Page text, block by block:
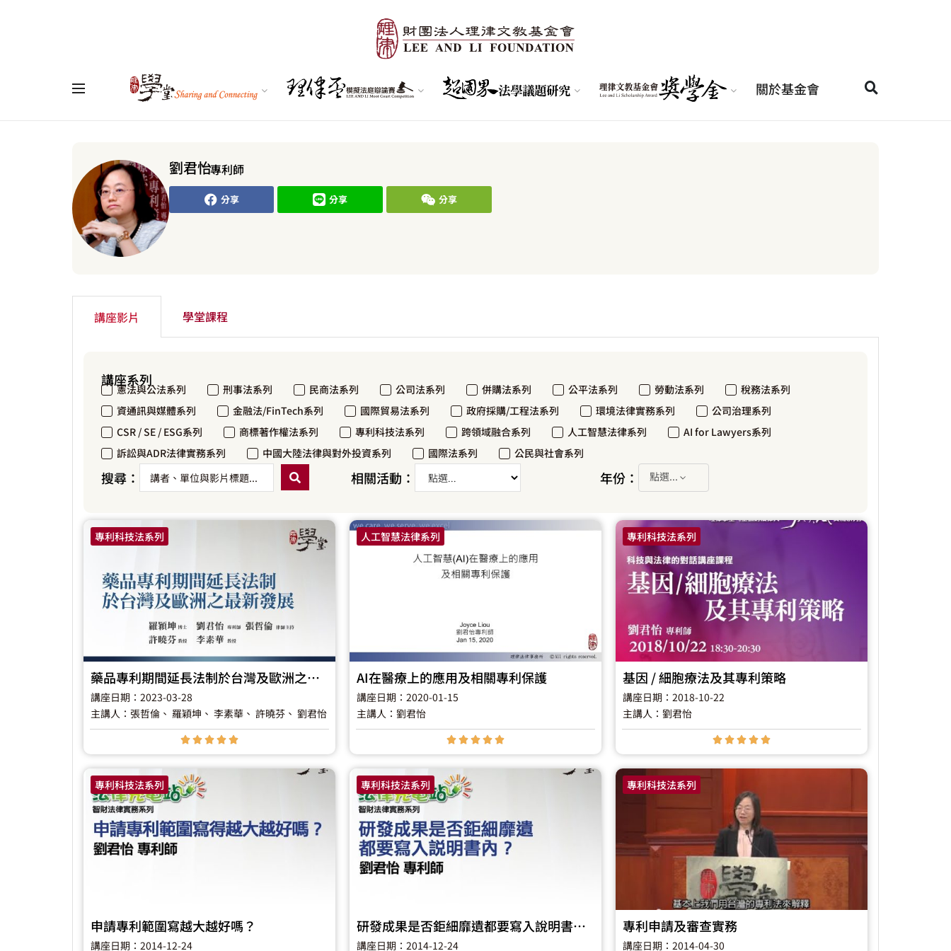
關於基金會
劉君怡專利師
分享 分享 分享
講座影片 學堂課程
講座系列
憲法與公法系列 刑事法系列 民商法系列 公司法系列 併購法系列 公平法系列 勞動法系列
稅務法系列
資通訊與媒體系列
金融法/FinTech系列 國際貿易法系列 政府採購/工程法系列 環境法律實務系列
公司治理系列
CSR / SE / ESG系列
商標著作權法系列 專利科技法系列 跨領域融合系列 人工智慧法律系列
AI for Lawyers系列
訴訟與ADR法律實務系列
中國大陸法律與對外投資系列 國際法系列 公民與社會系列
搜尋： 相關活動： 年份： 點選...
專利科技法系列
藥品專利期間延長法制於台灣及歐洲之最新發展研討會
講座日期：2023-03-28
主講人：張哲倫 、 羅穎坤 、 李素華 、 許曉芬 、 劉君怡
    
人工智慧法律系列
AI在醫療上的應用及相關專利保護
講座日期：2020-01-15
主講人：劉君怡
    
專利科技法系列
基因 / 細胞療法及其專利策略
講座日期：2018-10-22
主講人：劉君怡
    
專利科技法系列
申請專利範圍寫越大越好嗎？
講座日期：2014-12-24
專利科技法系列
研發成果是否鉅細靡遺都要寫入說明書內？
講座日期：2014-12-24
專利科技法系列
專利申請及審查實務
講座日期：2014-04-30